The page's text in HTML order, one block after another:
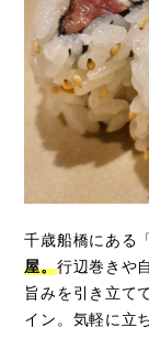
千歳船橋にある
屋。行辺巻きや
旨みを引き立て
イン。気軽に立